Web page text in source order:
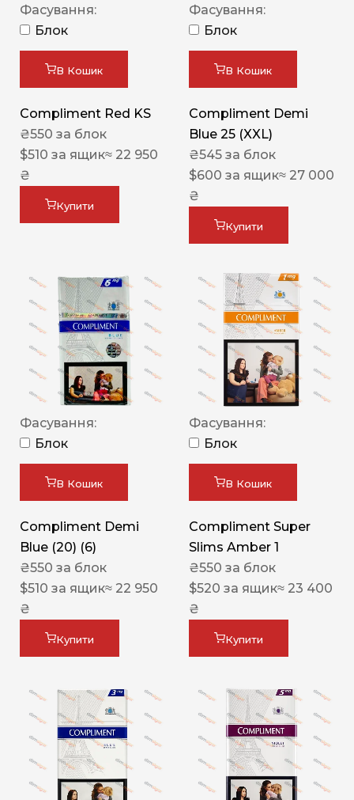
Фасування:
Блок
В Кошик
Compliment Red KS
₴550 за блок
$510 за ящик≈ 22 950
₴
Купити
Фасування:
Блок
В Кошик
Compliment Demi
Blue 25 (XXL)
₴545 за блок
$600 за ящик≈ 27 000
₴
Купити
Фасування:
Блок
В Кошик
Compliment Demi
Blue (20) (6)
₴550 за блок
$510 за ящик≈ 22 950
₴
Купити
Фасування:
Блок
В Кошик
Compliment Super
Slims Amber 1
₴550 за блок
$520 за ящик≈ 23 400
₴
Купити